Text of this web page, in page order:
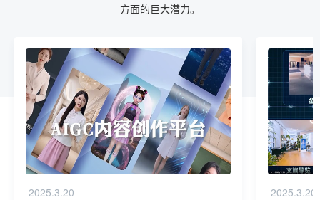
方面的巨大潜力。
2025.3.20 2025.3.20